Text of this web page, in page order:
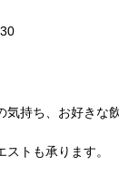
気持ち、お好きな
トも承ります。